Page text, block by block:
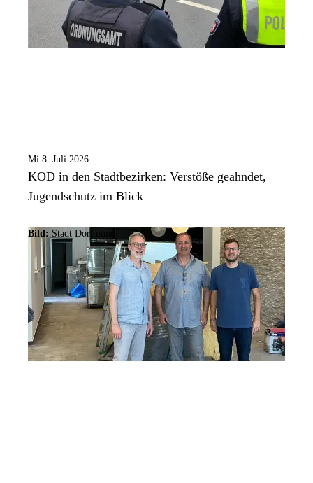
Mi 8. Juli 2026
KOD in den Stadtbezirken: Verstöße geahndet,
Jugendschutz im Blick
Bild: Stadt Dortmund